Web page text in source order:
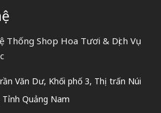
Thống Shop Hoa Tươi & Dịch Vụ
Văn Dư, Khối phố 3, Thị trấn Núi
Quảng Nam